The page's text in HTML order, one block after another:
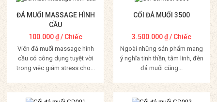
ĐÁ MUỐI MASSAGE HÌNH
CẦU
100.000₫/ Chiếc
Viên đá muối massage hình
cầu có công dụng tuyệt vời
trong việc giảm stress cho...
Mua Hàng
CỐI ĐÁ MUỐI 3500
3.500.000₫/ Chiếc
Ngoài những sản phẩm mang
ý nghĩa tinh thần, tâm linh, đèn
đá muối cũng...
Mua Hàng